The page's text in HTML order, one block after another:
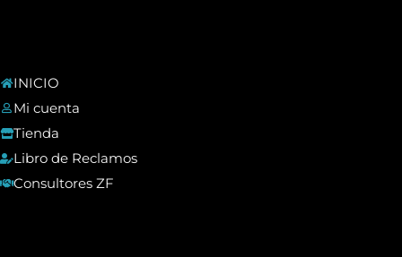
INICIO
Mi cuenta
Tienda
Libro de Reclamos
Consultores ZF